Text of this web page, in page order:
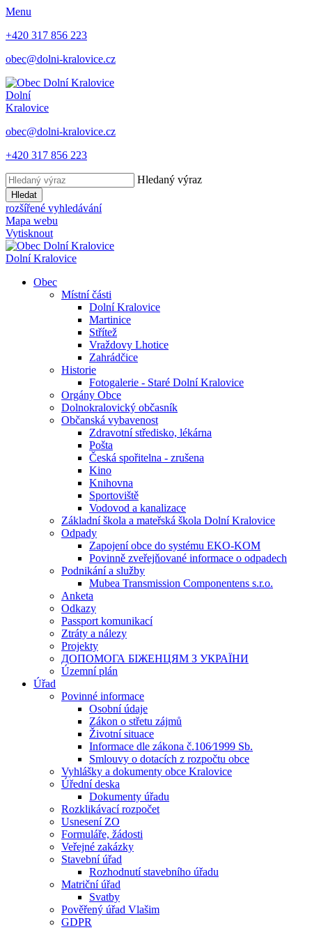
Menu
+420 317 856 223
obec@dolni-kralovice.cz
Dolní
Kralovice
obec@dolni-kralovice.cz
+420 317 856 223
Hledaný výraz
Hledat
rozšířené vyhledávání
Mapa webu
Vytisknout
Dolní Kralovice
Obec
Místní části
Dolní Kralovice
Martinice
Střítež
Vraždovy Lhotice
Zahrádčice
Historie
Fotogalerie - Staré Dolní Kralovice
Orgány Obce
Dolnokralovický občasník
Občanská vybavenost
Zdravotní středisko, lékárna
Pošta
Česká spořitelna - zrušena
Kino
Knihovna
Sportoviště
Vodovod a kanalizace
Základní škola a mateřská škola Dolní Kralovice
Odpady
Zapojení obce do systému EKO-KOM
Povinně zveřejňované informace o odpadech
Podnikání a služby
Mubea Transmission Componentens s.r.o.
Anketa
Odkazy
Passport komunikací
Ztráty a nálezy
Projekty
ДОПОМОГА БІЖЕНЦЯМ З УКРАЇНИ
Územní plán
Úřad
Povinné informace
Osobní údaje
Zákon o střetu zájmů
Životní situace
Informace dle zákona č.106⁄1999 Sb.
Smlouvy o dotacích z rozpočtu obce
Vyhlášky a dokumenty obce Kralovice
Úřední deska
Dokumenty úřadu
Rozklikávací rozpočet
Usnesení ZO
Formuláře, žádosti
Veřejné zakázky
Stavební úřad
Rozhodnutí stavebního úřadu
Matriční úřad
Svatby
Pověřený úřad Vlašim
GDPR